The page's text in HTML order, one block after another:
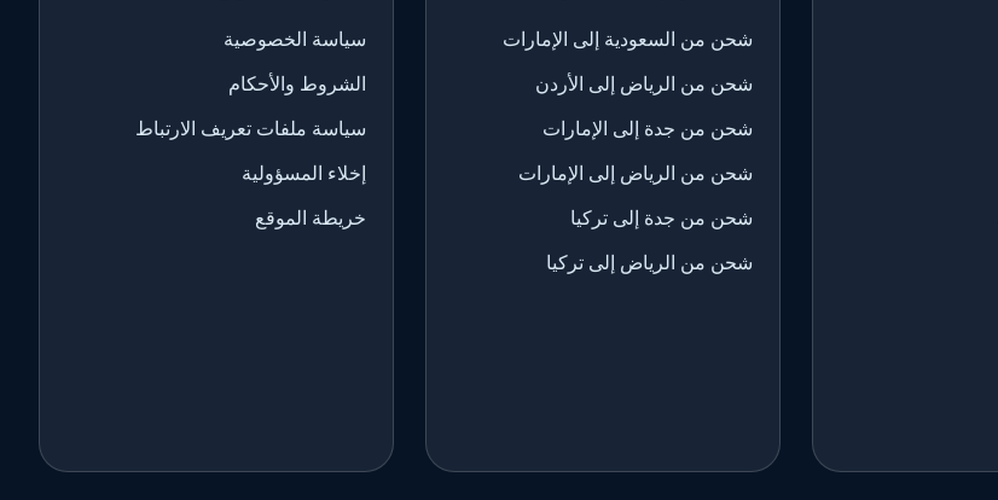
شحن من السعودية إلى الإمارات
شحن من الرياض إلى الأردن
شحن من جدة إلى الإمارات
شحن من الرياض إلى الإمارات
شحن من جدة إلى تركيا
شحن من الرياض إلى تركيا
سياسة الخصوصية
الشروط والأحكام
سياسة ملفات تعريف الارتباط
إخلاء المسؤولية
خريطة الموقع